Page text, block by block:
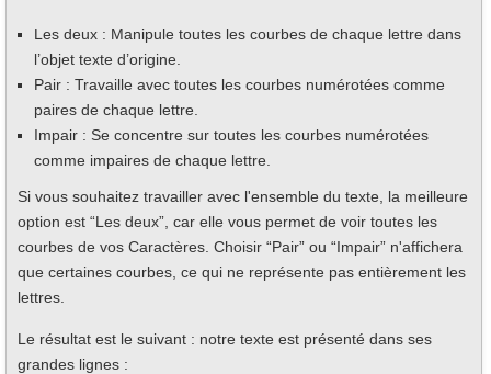
Les deux : Manipule toutes les courbes de chaque lettre dans
l’objet texte d’origine.
Pair : Travaille avec toutes les courbes numérotées comme
paires de chaque lettre.
Impair : Se concentre sur toutes les courbes numérotées
comme impaires de chaque lettre.
Si vous souhaitez travailler avec l'ensemble du texte, la meilleure
option est “Les deux”, car elle vous permet de voir toutes les
courbes de vos Caractères. Choisir “Pair” ou “Impair” n'affichera
que certaines courbes, ce qui ne représente pas entièrement les
lettres.
Le résultat est le suivant : notre texte est présenté dans ses
grandes lignes :